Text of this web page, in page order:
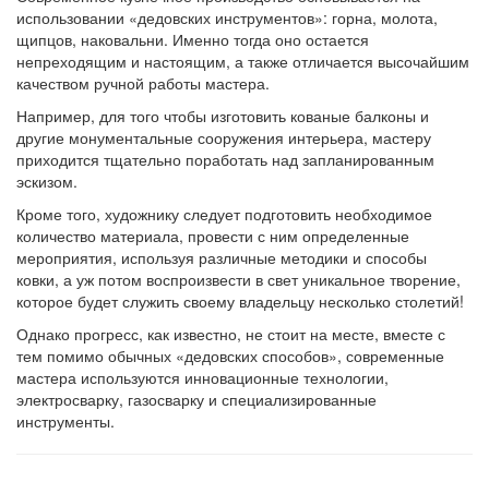
использовании «дедовских инструментов»: горна, молота,
щипцов, наковальни. Именно тогда оно остается
непреходящим и настоящим, а также отличается высочайшим
качеством ручной работы мастера.
Например, для того чтобы изготовить кованые балконы и
другие монументальные сооружения интерьера, мастеру
приходится тщательно поработать над запланированным
эскизом.
Кроме того, художнику следует подготовить необходимое
количество материала, провести с ним определенные
мероприятия, используя различные методики и способы
ковки, а уж потом воспроизвести в свет уникальное творение,
которое будет служить своему владельцу несколько столетий!
Однако прогресс, как известно, не стоит на месте, вместе с
тем помимо обычных «дедовских способов», современные
мастера используются инновационные технологии,
электросварку, газосварку и специализированные
инструменты.